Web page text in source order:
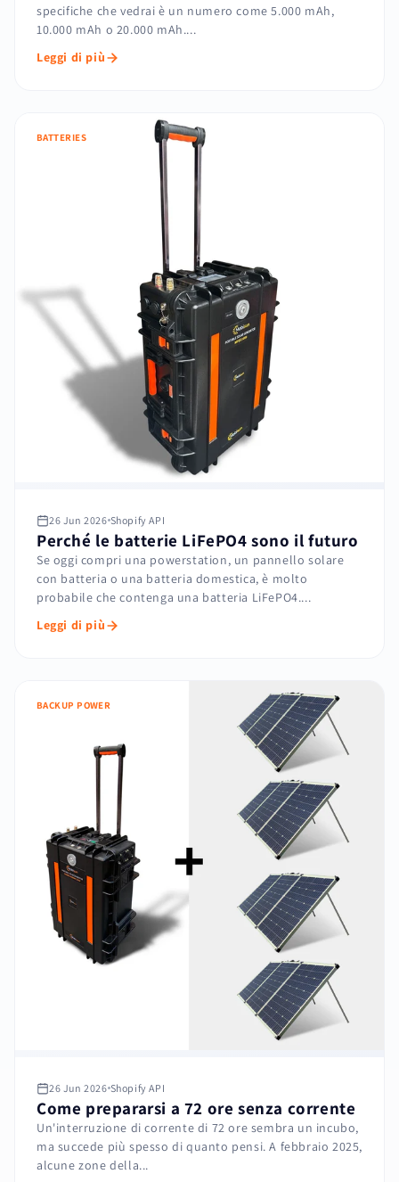
specifiche che vedrai è un numero come 5.000 mAh,
10.000 mAh o 20.000 mAh....
Leggi di più
BATTERIES
26 Jun 2026 Shopify API
Perché le batterie LiFePO4 sono il futuro
Se oggi compri una powerstation, un pannello solare
con batteria o una batteria domestica, è molto
probabile che contenga una batteria LiFePO4....
Leggi di più
BACKUP POWER
26 Jun 2026 Shopify API
Come prepararsi a 72 ore senza corrente
Un'interruzione di corrente di 72 ore sembra un incubo,
ma succede più spesso di quanto pensi. A febbraio 2025,
alcune zone della...